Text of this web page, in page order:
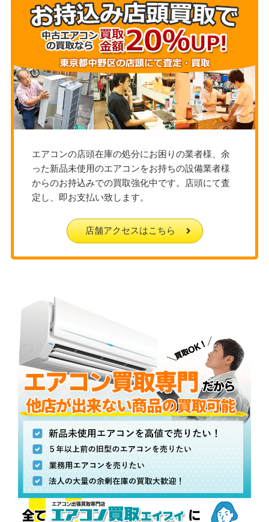
エアコンの店頭在庫の処分にお困りの業者様、余
った新品未使用のエアコンをお持ちの設備業者様
からのお持込みでの買取強化中です。店頭にて査
定し、即お支払い致します。
店舗アクセスはこちら